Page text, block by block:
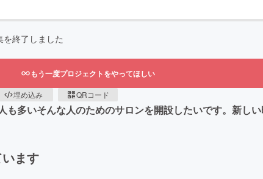
を終了しました
もう一度プロジェクトをやってほしい
埋め込み QRコード
多いそんな人のためのサロンを開設したいです。新し
ます